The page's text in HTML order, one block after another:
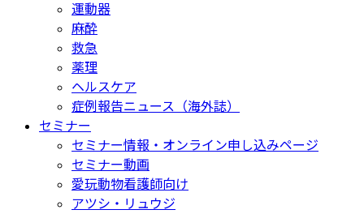
運動器
麻酔
救急
薬理
ヘルスケア
症例報告ニュース（海外誌）
セミナー
セミナー情報・オンライン申し込みページ
セミナー動画
愛玩動物看護師向け
アツシ・リュウジ